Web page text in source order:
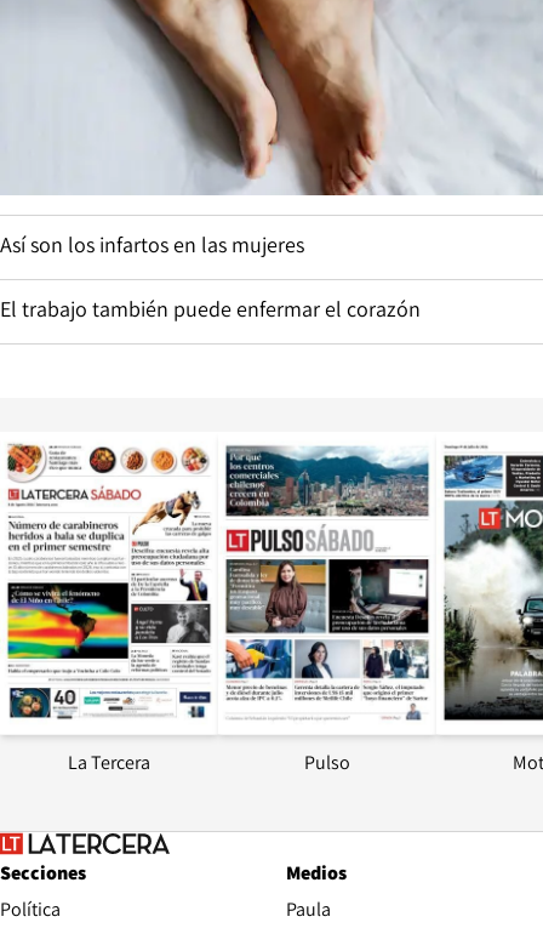
Así son los infartos en las mujeres
El trabajo también puede enfermar el corazón
Opens in new window
La Tercera
Opens in
Pulso
Secciones
Política
Medios
Paula